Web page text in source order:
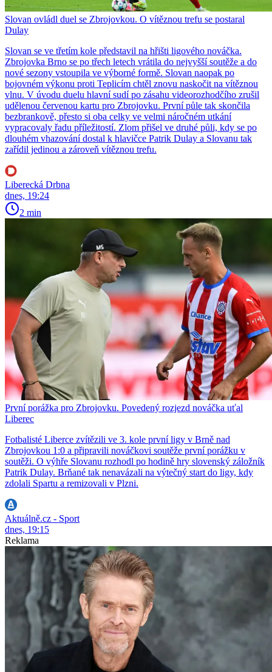
Slovan ovládl duel se Zbrojovkou. O vítěznou trefu se postaral
Dulay
Slovan se ve třetím kole představil na hřišti ligového nováčka.
Zbrojovka Brno se po třech letech vrátila do nejvyšší soutěže a do
nové sezony vstoupila ve výborné formě. Slovan naopak po
bojovném výkonu proti Teplicím chtěl znovu naskočit na vítěznou
vlnu. V úvodu duelu hlavní sudí po zásahu videorozhodčího zrušil
udělenou červenou kartu pro Zbrojovku. První půle tak skončila
bezbrankově, přesto si oba celky ve velmi náročném utkání
vypracovaly řadu příležitostí. Zlom přišel ve druhé půli, kdy se po
dlouhém vhazování dostal k hlavičce Patrik Dulay a Slovanu tak
zařídil jedinou a zároveň vítěznou trefu.
Liberecká Drbna
dnes, 19:24
2 min
První porážka pro Zbrojovku. Povedený rozjezd nováčka uťal
Liberec
Fotbalisté Liberce zvítězili ve 3. kole první ligy v Brně nad
Zbrojovkou 1:0 a připravili nováčkovi soutěže první porážku v
soutěži. O výhře Slovanu rozhodl po hodině hry slovenský záložník
Patrik Dulay. Brňané tak nenavázali na výtečný start do ligy, kdy
zdolali Spartu a remizovali v Plzni.
Aktuálně.cz - Sport
dnes, 19:15
Reklama